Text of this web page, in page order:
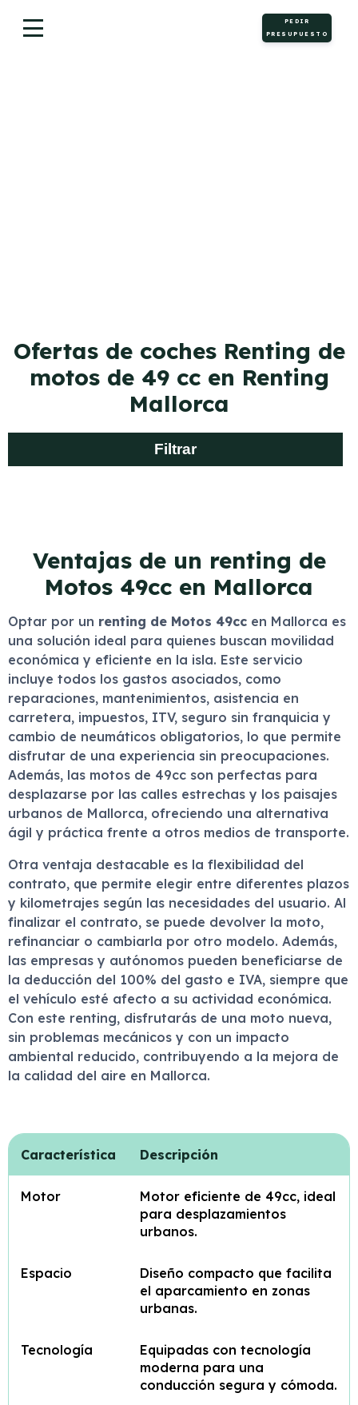
PEDIR
PRESUPUESTO
Ofertas de coches Renting de
motos de 49 cc en Renting
Mallorca
Filtrar
Ventajas de un renting de
Motos 49cc en Mallorca
Optar por un renting de Motos 49cc en Mallorca es
una solución ideal para quienes buscan movilidad
económica y eficiente en la isla. Este servicio
incluye todos los gastos asociados, como
reparaciones, mantenimientos, asistencia en
carretera, impuestos, ITV, seguro sin franquicia y
cambio de neumáticos obligatorios, lo que permite
disfrutar de una experiencia sin preocupaciones.
Además, las motos de 49cc son perfectas para
desplazarse por las calles estrechas y los paisajes
urbanos de Mallorca, ofreciendo una alternativa
ágil y práctica frente a otros medios de transporte.
Otra ventaja destacable es la flexibilidad del
contrato, que permite elegir entre diferentes plazos
y kilometrajes según las necesidades del usuario. Al
finalizar el contrato, se puede devolver la moto,
refinanciar o cambiarla por otro modelo. Además,
las empresas y autónomos pueden beneficiarse de
la deducción del 100% del gasto e IVA, siempre que
el vehículo esté afecto a su actividad económica.
Con este renting, disfrutarás de una moto nueva,
sin problemas mecánicos y con un impacto
ambiental reducido, contribuyendo a la mejora de
la calidad del aire en Mallorca.
Característica Descripción
Motor
Motor eficiente de 49cc, ideal
para desplazamientos
urbanos.
Espacio
Diseño compacto que facilita
el aparcamiento en zonas
urbanas.
Tecnología
Equipadas con tecnología
moderna para una
conducción segura y cómoda.